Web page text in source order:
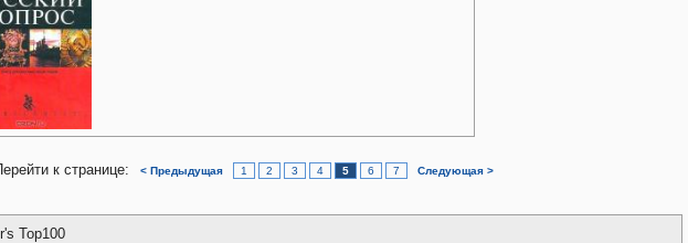
Перейти к странице: < Предыдущая 1 2 3 4 5 6 7 Следующая >